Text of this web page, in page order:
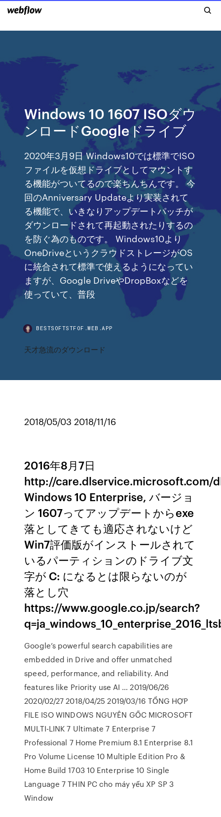
Windows 10 1607 ISOダウ
ンロードGoogleドライブ
2020年3月9日 Windows10では標準でISO
ファイルを仮想ドライブとしてマウントす
る機能がついてるので楽ちんちんです。 今
回のAnniversary Updateより実装されて
る機能で、いきなりアップデートパッチが
ダウンロードされて再起動されたりするの
を防ぐ為のものです。 Windows10より
OneDriveというクラウドストレージがOS
に統合されて標準で使えるようになってい
ますが、Google DriveやDropBoxなどを
使っていて、普段
BESTSOFTSTFOF.WEB.APP
天才急流のダウンロード
2018/05/03 2018/11/16
2016年8月7日
http://care.dlservice.microsoft.com/
Windows 10 Enterprise, バージョ
ン 1607ってアップデートからexe
落としてきても適応されないけど
Win7評価版がインストールされて
いるパーティションのドライブ文
字が C: になるとは限らないのが
落とし穴
https://www.google.co.jp/search?
Google’s powerful search capabilities are
embedded in Drive and offer unmatched
speed, performance, and reliability. And
features like Priority use AI … 2019/06/26
2020/02/27 2018/04/25 2019/03/16 TỔNG HỢP
FILE ISO WINDOWS NGUYÊN GỐC MICROSOFT
MULTI-LINK 7 Ultimate 7 Enterprise 7
Professional 7 Home Premium 8.1 Enterprise 8.1
Pro Volume License 10 Multiple Edition Pro &
Home Build 1703 10 Enterprise 10 Single
Language 7 THIN PC cho máy yếu XP SP 3
Window